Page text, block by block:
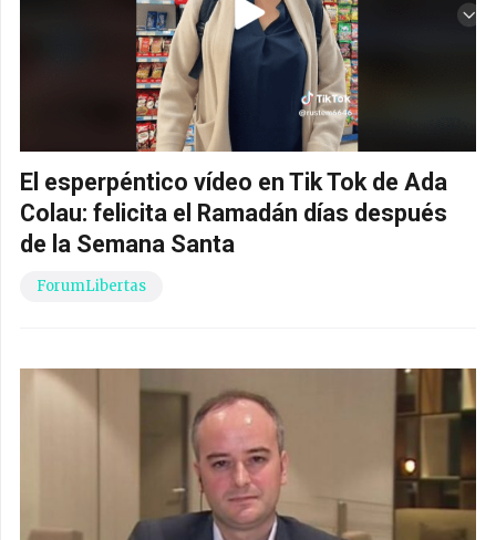
El esperpéntico vídeo en Tik Tok de Ada
Colau: felicita el Ramadán días después
de la Semana Santa
ForumLibertas